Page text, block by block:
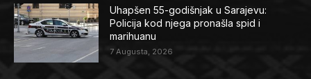
Uhapšen 55-godišnjak u Sarajevu:
Policija kod njega pronašla spid i
marihuanu
7 Augusta, 2026